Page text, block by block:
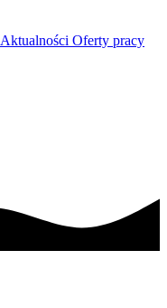
Aktualności Oferty pracy